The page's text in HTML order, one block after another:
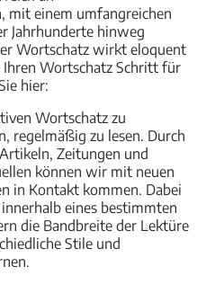
mit einem umfangreichen
Jahrhunderte hinweg
Wortschatz wirkt eloquent
Wortschatz Schritt für
hier:
Wortschatz zu
regelmäßig zu lesen. Durch
Zeitungen und
können wir mit neuen
in Kontakt kommen. Dabei
eines bestimmten
die Bandbreite der Lektüre
Stile und